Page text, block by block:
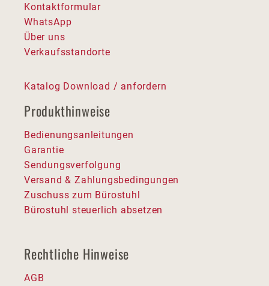
Kontaktformular
WhatsApp
Über uns
Verkaufsstandorte
Katalog Download / anfordern
Produkthinweise
Bedienungsanleitungen
Garantie
Sendungsverfolgung
Versand & Zahlungsbedingungen
Zuschuss zum Bürostuhl
Bürostuhl steuerlich absetzen
Rechtliche Hinweise
AGB